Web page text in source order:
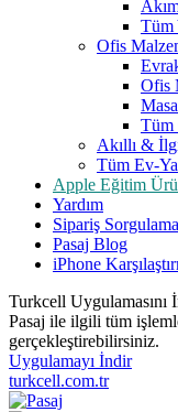
Tüm
Ofis
Ofis
Tüm
Akıllı &
Tüm Ev-
Apple Eğitim
Yardım
Sipariş Sorgulama
Pasaj Blog
iPhone
Turkcell Uygulamasını
Pasaj ile ilgili tüm
gerçekleştirebilirsiniz.
Uygulamayı İndir
turkcell.com.tr